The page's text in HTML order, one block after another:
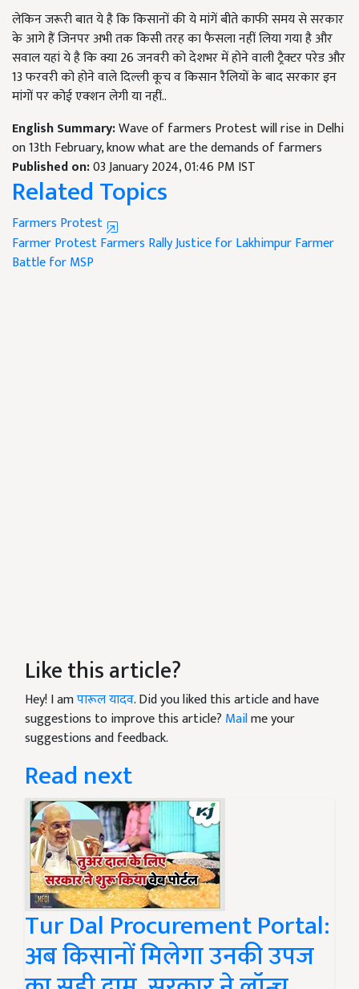
लेकिन जरूरी बात ये है कि किसानों की ये मांगें बीते काफी समय से सरकार
के आगे हैं जिनपर अभी तक किसी तरह का फैसला नहीं लिया गया है और
सवाल यहां ये है कि क्या 26 जनवरी को देशभर में होने वाली ट्रैक्टर परेड और
13 फरवरी को होने वाले दिल्ली कूच व किसान रैलियों के बाद सरकार इन
मांगों पर कोई एक्शन लेगी या नहीं..
English Summary:Wave of farmers Protest will rise in Delhi
on 13th February, know what are the demands of farmers
Published on:03 January 2024, 01:46 PM IST
Related Topics
Farmers Protest
Farmer ProtestFarmers RallyJustice for Lakhimpur Farmer
Battle for MSP
Like this article?
Hey! I amपारूल यादव. Did you liked this article and have
suggestions to improve this article? Mailme your
suggestions and feedback.
Read next
Tur Dal Procurement Portal:
अब किसानों मिलेगा उनकी उपज